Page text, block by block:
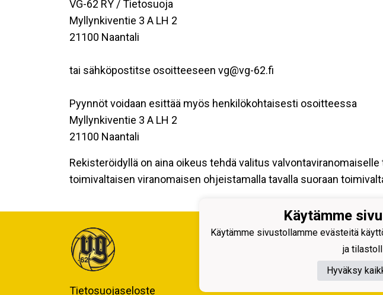
VG-62 RY / Tietosuoja
Myllynkiventie 3 A LH 2
21100 Naantali
tai sähköpostitse osoitteeseen vg@vg-62.fi
Pyynnöt voidaan esittää myös henkilökohtaisesti osoitteessa
Myllynkiventie 3 A LH 2
21100 Naantali
Rekisteröidyllä on aina oikeus tehdä valitus
toimivaltaisen viranomaisen ohjeistamalla tavalla suoraan
Tietosuojaseloste
Käytämme
Käytämme sivustollamme evästeitä
ja
Hyväksy